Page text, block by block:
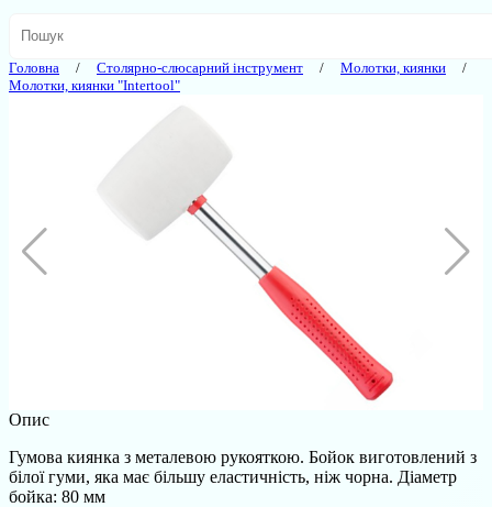
Головна Столярно-слюсарний інструмент
Молотки, киянки
Молотки, киянки "Intertool"
Опис
Гумова киянка з металевою рукояткою. Бойок виготовлений з
білої гуми, яка має більшу еластичність, ніж чорна. Діаметр
бойка: 80 мм